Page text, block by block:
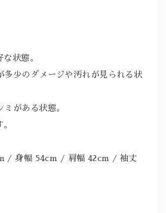
状態。
多少のダメージや汚れが見られる状
がある状態。
/ 身幅 54cm / 肩幅 42cm / 袖丈